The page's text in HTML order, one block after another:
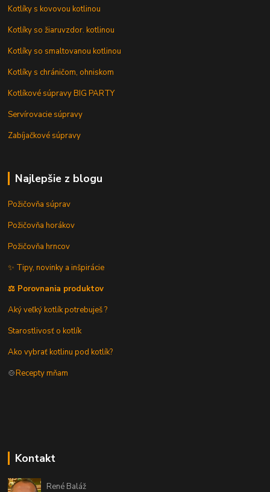
Kotlíky s kovovou kotlinou
Kotlíky so žiaruvzdor. kotlinou
Kotlíky so smaltovanou kotlinou
Kotlíky s chráničom, ohniskom
Kotlíkové súpravy BIG PARTY
Servírovacie súpravy
Zabíjačkové súpravy
Najlepšie z blogu
Požičovňa súprav
Požičovňa horákov
Požičovňa hrncov
✨ Tipy, novinky a inšpirácie
⚖️ Porovnania produktov
Aký veľký kotlík potrebuješ ?
Starostlivosť o kotlík
Ako vybrať kotlinu pod kotlík?
🍲Recepty mňam
Kontakt
René Baláž